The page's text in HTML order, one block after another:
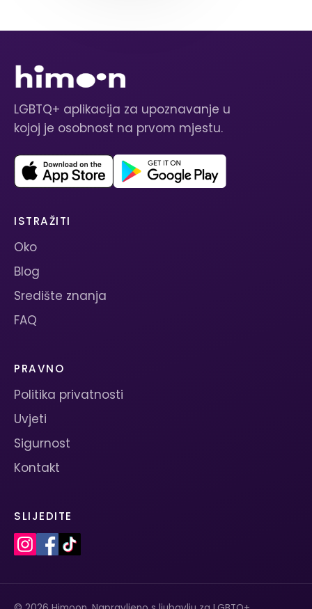
LGBTQ+ aplikacija za upoznavanje u
kojoj je osobnost na prvom mjestu.
ISTRAŽITI
Oko
Blog
Središte znanja
FAQ
PRAVNO
Politika privatnosti
Uvjeti
Sigurnost
Kontakt
SLIJEDITE